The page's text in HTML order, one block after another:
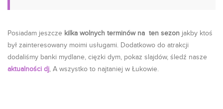
Posiadam jeszcze kilka wolnych terminów na ten sezon jakby ktoś
był zainteresowany moimi usługami. Dodatkowo do atrakcji
dodaliśmy banki mydlane, cięzki dym, pokaz slajdów, śledź nasze
aktualności dj, A wszystko to najtaniej w Łukowie.